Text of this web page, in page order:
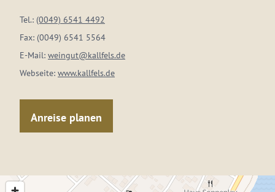
Tel.: (0049) 6541 4492
Fax: (0049) 6541 5564
E-Mail: weingut@kallfels.de
Webseite: www.kallfels.de
Anreise planen